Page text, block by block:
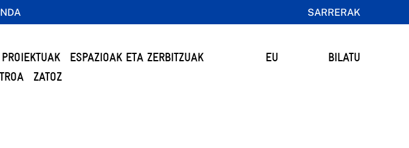
SARRERAK
ESPAZIOAK ETA ZERBITZUAK
ZATOZ
EU BILATU